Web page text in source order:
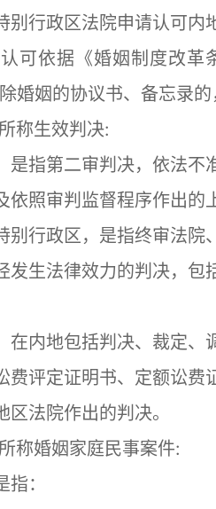
行政区法院申请认可内
可依据《婚姻制度改革
婚姻的协议书、备忘录的
称生效判决:
指第二审判决，依法不
依照审判监督程序作出的
行政区，是指终审法院
发生法律效力的判决，包
内地包括判决、裁定、
费评定证明书、定额讼费
区法院作出的判决。
称婚姻家庭民事案件:
：